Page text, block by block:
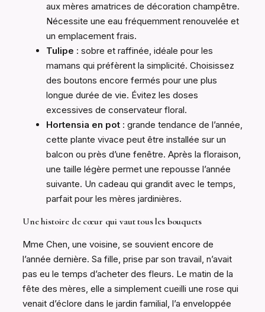
aux mères amatrices de décoration champêtre.
Nécessite une eau fréquemment renouvelée et
un emplacement frais.
Tulipe : sobre et raffinée, idéale pour les
mamans qui préfèrent la simplicité. Choisissez
des boutons encore fermés pour une plus
longue durée de vie. Évitez les doses
excessives de conservateur floral.
Hortensia en pot : grande tendance de l’année,
cette plante vivace peut être installée sur un
balcon ou près d’une fenêtre. Après la floraison,
une taille légère permet une repousse l’année
suivante. Un cadeau qui grandit avec le temps,
parfait pour les mères jardinières.
Une histoire de cœur qui vaut tous les bouquets
Mme Chen, une voisine, se souvient encore de
l’année dernière. Sa fille, prise par son travail, n’avait
pas eu le temps d’acheter des fleurs. Le matin de la
fête des mères, elle a simplement cueilli une rose qui
venait d’éclore dans le jardin familial, l’a enveloppée